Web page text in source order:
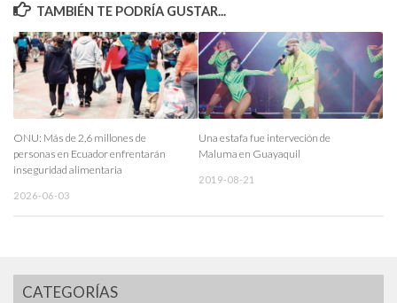
TAMBIÉN TE PODRÍA GUSTAR...
ONU: Más de 2,6 millones de
personas en Ecuador enfrentarán
inseguridad alimentaria
2026-06-03
Una estafa fue interveción de
Maluma en Guayaquil
2019-08-21
CATEGORÍAS